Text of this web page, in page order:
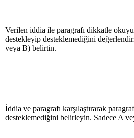
Verilen iddia ile paragrafı dikkatle
destekleyip desteklemediğini
veya B) belirtin.
İddia ve paragrafı karşılaştırarak
desteklemediğini belirleyin. Sadece A